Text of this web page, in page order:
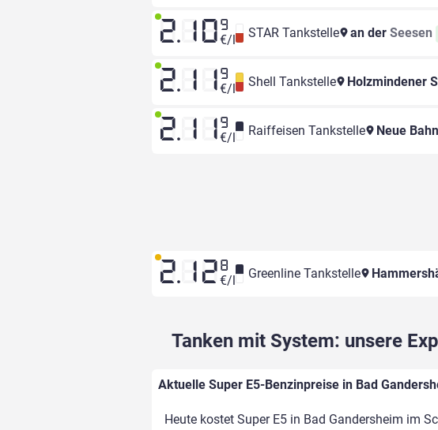
2.10 9
€/l STAR Tankstelle an der Seesen
2.11 9
€/l Shell Tankstelle Holzmindener
2.11 9
€/l Raiffeisen Tankstelle Neue
2.12 8
€/l Greenline Tankstelle
Tanken mit System: unsere
Aktuelle Super E5-Benzinpreise in Bad
Heute kostet Super E5 in Bad Gandersheim im